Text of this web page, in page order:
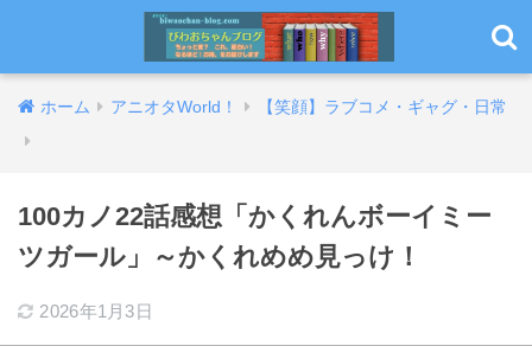
ホーム アニオタWorld！ 【笑顔】ラブコメ・ギャグ・日常
100カノ22話感想「かくれんボーイミー
ツガール」～かくれめめ見っけ！
2026年1月3日